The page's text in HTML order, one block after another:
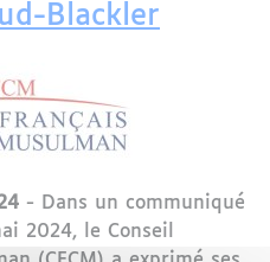
Blackler
- Dans un communiqué
2024, le Conseil